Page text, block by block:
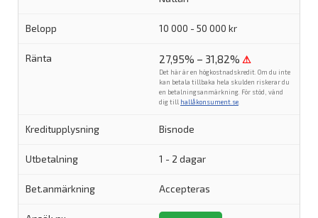
10 000 - 50 000 kr
27,95% – 31,82% ⚠
Det här är en högkostnadskredit. Om du inte
kan betala tillbaka hela skulden riskerar du
en betalningsanmärkning. För stöd, vänd
dig till hallåkonsument.se
Bisnode
1 - 2 dagar
Accepteras